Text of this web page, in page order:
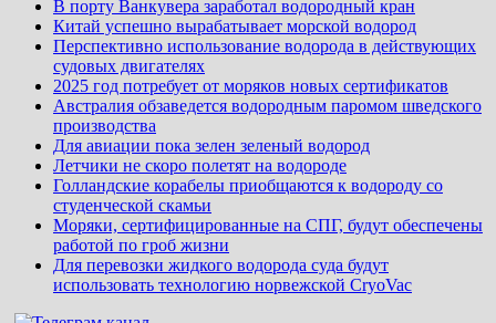
В порту Ванкувера заработал водородный кран
Китай успешно вырабатывает морской водород
Перспективно использование водорода в действующих
судовых двигателях
2025 год потребует от моряков новых сертификатов
Австралия обзаведется водородным паромом шведского
производства
Для авиации пока зелен зеленый водород
Летчики не скоро полетят на водороде
Голландские корабелы приобщаются к водороду со
студенческой скамьи
Моряки, сертифицированные на СПГ, будут обеспечены
работой по гроб жизни
Для перевозки жидкого водорода суда будут
использовать технологию норвежской CryoVac